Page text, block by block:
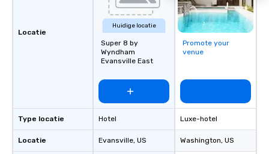
Locatie
Type locatie
Locatie
Huidige locatie
Super 8 by
Wyndham
Evansville East
Hotel
Evansville, US
Promote your
venue
Luxe-hotel
Washington, US